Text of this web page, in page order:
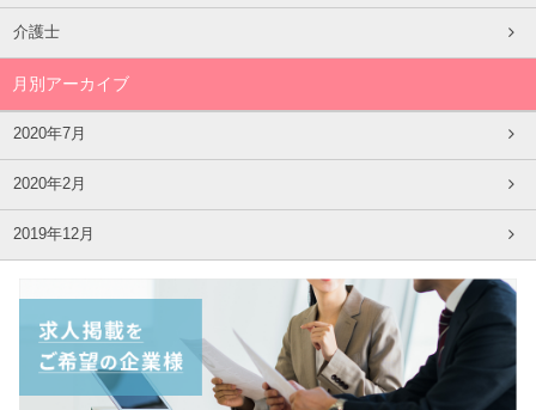
介護士
月別アーカイブ
2020年7月
2020年2月
2019年12月